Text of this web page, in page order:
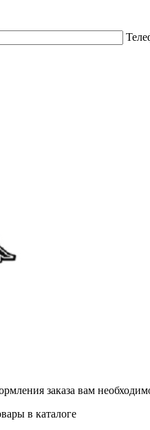
заказа вам
в каталоге